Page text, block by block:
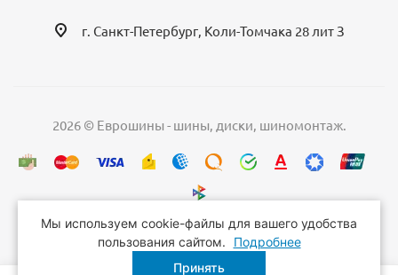
г. Санкт-Петербург, Коли-Томчака 28 лит З
2026 © Еврошины - шины, диски, шиномонтаж.
Мы используем cookie-файлы для вашего удобства
пользования сайтом.
Подробнее
Принять